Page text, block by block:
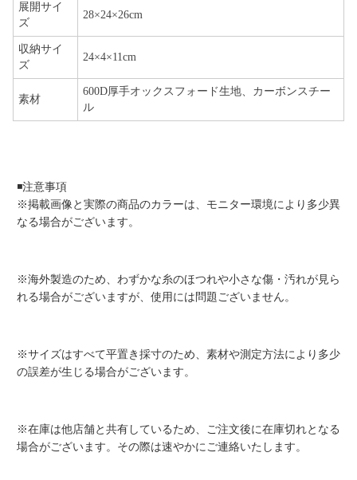
展開サイ
ズ
28×24×26cm
収納サイ
ズ
24×4×11cm
素材
600D厚手オックスフォード生地、カーボンスチー
ル
◾️注意事項
※掲載画像と実際の商品のカラーは、モニター環境により多少異
なる場合がございます。
※海外製造のため、わずかな糸のほつれや小さな傷・汚れが見ら
れる場合がございますが、使用には問題ございません。
※サイズはすべて平置き採寸のため、素材や測定方法により多少
の誤差が生じる場合がございます。
※在庫は他店舗と共有しているため、ご注文後に在庫切れとなる
場合がございます。その際は速やかにご連絡いたします。